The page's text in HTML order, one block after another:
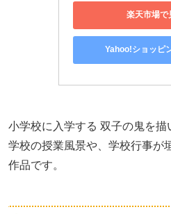
楽天市場で
Yahoo!ショッピ
小学校に入学する 双子の鬼を
学校の授業風景や、学校行事が
作品です。